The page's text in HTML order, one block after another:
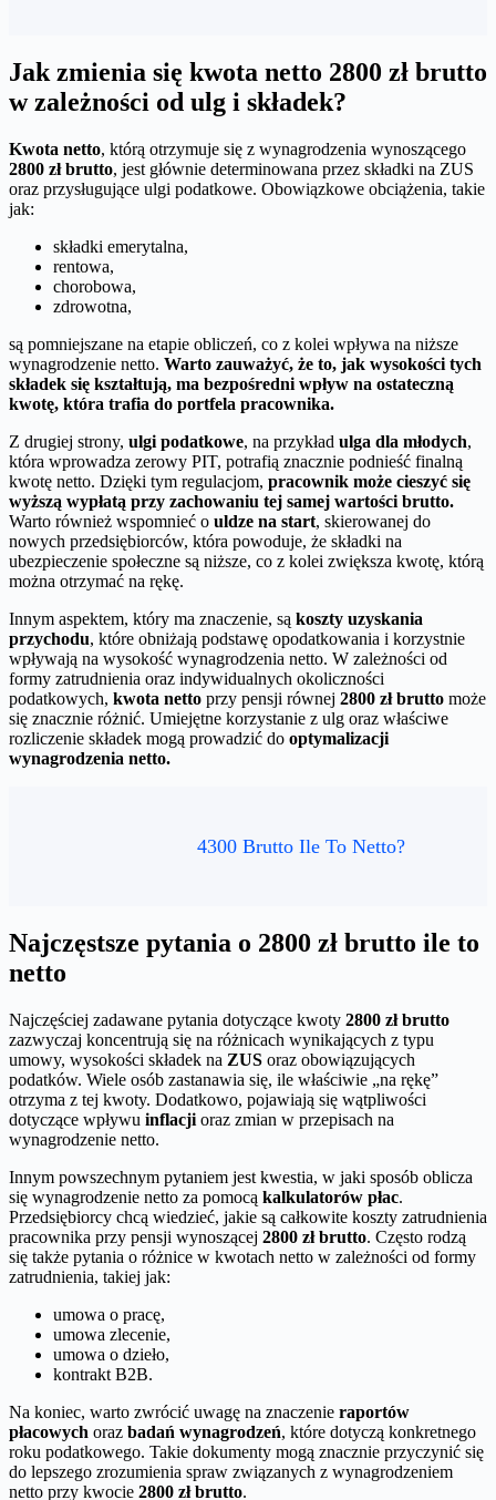
Jak zmienia się kwota netto 2800 zł brutto
w zależności od ulg i składek?
Kwota netto, którą otrzymuje się z wynagrodzenia wynoszącego
2800 zł brutto, jest głównie determinowana przez składki na ZUS
oraz przysługujące ulgi podatkowe. Obowiązkowe obciążenia, takie
jak:
składki emerytalna,
rentowa,
chorobowa,
zdrowotna,
są pomniejszane na etapie obliczeń, co z kolei wpływa na niższe
wynagrodzenie netto. Warto zauważyć, że to, jak wysokości tych
składek się kształtują, ma bezpośredni wpływ na ostateczną
kwotę, która trafia do portfela pracownika.
Z drugiej strony, ulgi podatkowe, na przykład ulga dla młodych,
która wprowadza zerowy PIT, potrafią znacznie podnieść finalną
kwotę netto. Dzięki tym regulacjom, pracownik może cieszyć się
wyższą wypłatą przy zachowaniu tej samej wartości brutto.
Warto również wspomnieć o uldze na start, skierowanej do
nowych przedsiębiorców, która powoduje, że składki na
ubezpieczenie społeczne są niższe, co z kolei zwiększa kwotę, którą
można otrzymać na rękę.
Innym aspektem, który ma znaczenie, są koszty uzyskania
przychodu, które obniżają podstawę opodatkowania i korzystnie
wpływają na wysokość wynagrodzenia netto. W zależności od
formy zatrudnienia oraz indywidualnych okoliczności
podatkowych, kwota netto przy pensji równej 2800 zł brutto może
się znacznie różnić. Umiejętne korzystanie z ulg oraz właściwe
rozliczenie składek mogą prowadzić do optymalizacji
wynagrodzenia netto.
4300 Brutto Ile To Netto?
Najczęstsze pytania o 2800 zł brutto ile to
netto
Najczęściej zadawane pytania dotyczące kwoty 2800 zł brutto
zazwyczaj koncentrują się na różnicach wynikających z typu
umowy, wysokości składek na ZUS oraz obowiązujących
podatków. Wiele osób zastanawia się, ile właściwie „na rękę”
otrzyma z tej kwoty. Dodatkowo, pojawiają się wątpliwości
dotyczące wpływu inflacji oraz zmian w przepisach na
wynagrodzenie netto.
Innym powszechnym pytaniem jest kwestia, w jaki sposób oblicza
się wynagrodzenie netto za pomocą kalkulatorów płac.
Przedsiębiorcy chcą wiedzieć, jakie są całkowite koszty zatrudnienia
pracownika przy pensji wynoszącej 2800 zł brutto. Często rodzą
się także pytania o różnice w kwotach netto w zależności od formy
zatrudnienia, takiej jak:
umowa o pracę,
umowa zlecenie,
umowa o dzieło,
kontrakt B2B.
Na koniec, warto zwrócić uwagę na znaczenie raportów
płacowych oraz badań wynagrodzeń, które dotyczą konkretnego
roku podatkowego. Takie dokumenty mogą znacznie przyczynić się
do lepszego zrozumienia spraw związanych z wynagrodzeniem
netto przy kwocie 2800 zł brutto.